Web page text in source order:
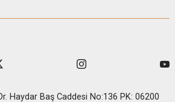
Haydar Baş Caddesi No:136 PK: 06200